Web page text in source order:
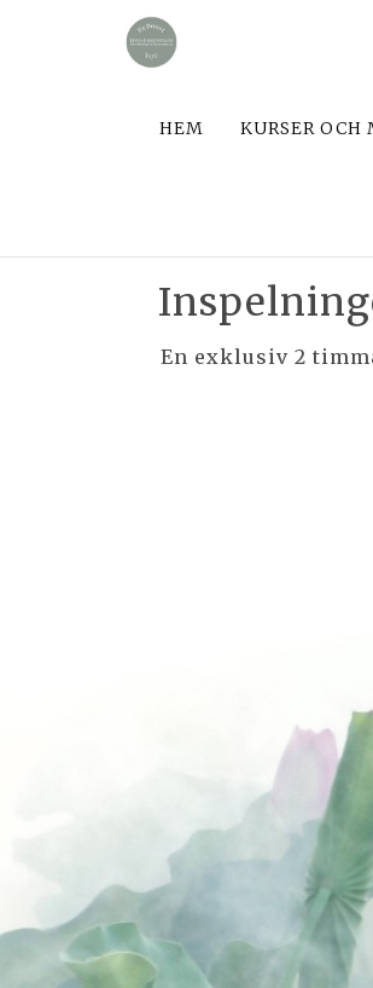
HEM KURSER OCH
En exklusiv 2